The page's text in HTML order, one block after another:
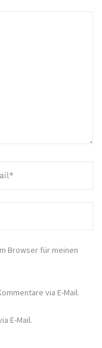
Browser für meinen
via E-Mail.
E-Mail.